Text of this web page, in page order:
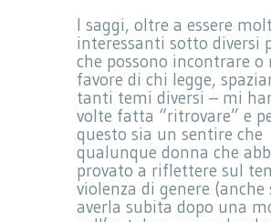
I saggi, oltre a essere
interessanti sotto diversi
che possono incontrare o
favore di chi legge,
tanti temi diversi – mi
volte fatta “ritrovare” e
questo sia un sentire che
qualunque donna che
provato a riflettere sul
violenza di genere (anche
averla subita dopo una